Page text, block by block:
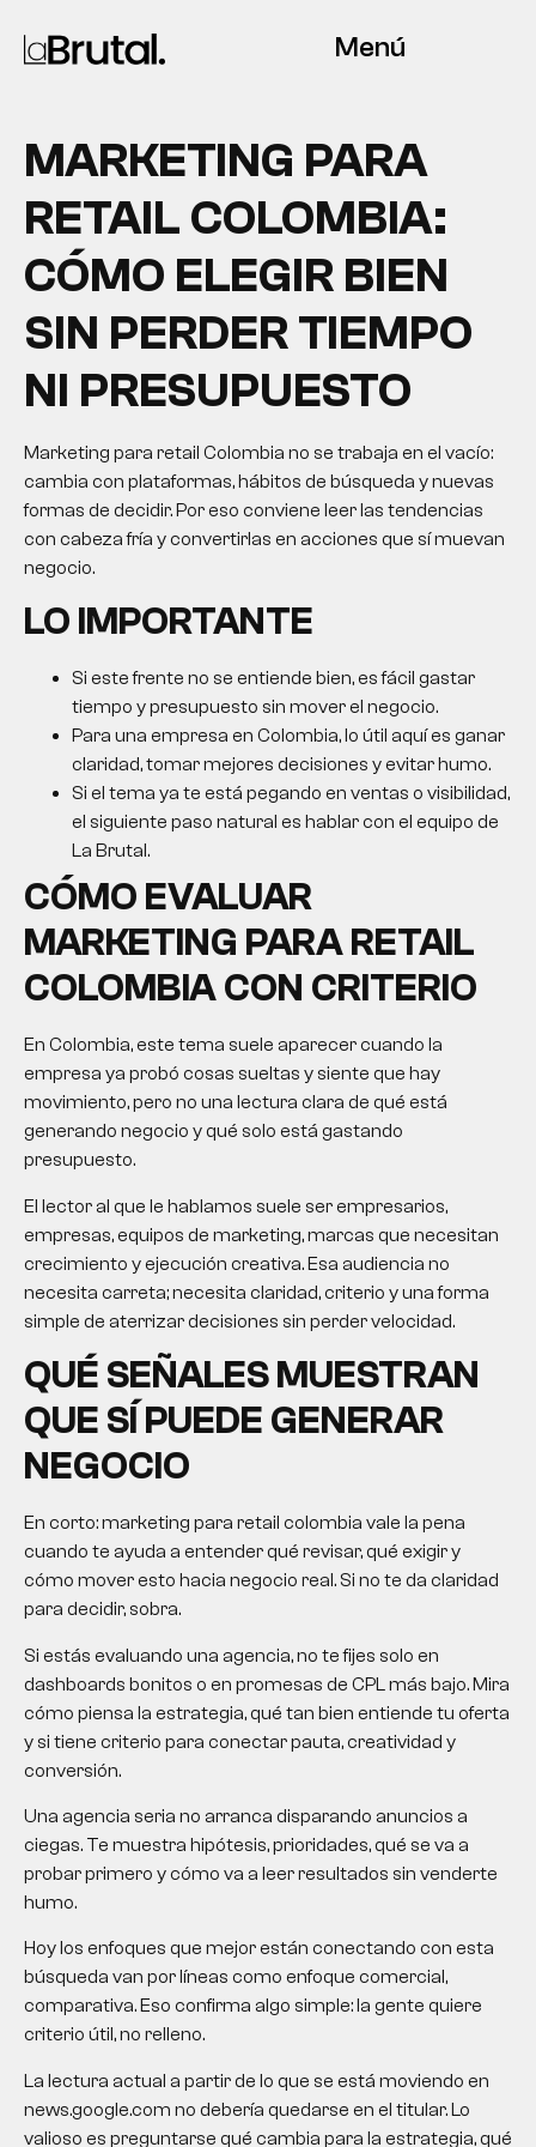
Menú
MARKETING PARA
RETAIL COLOMBIA:
CÓMO ELEGIR BIEN
SIN PERDER TIEMPO
NI PRESUPUESTO
Marketing para retail Colombia no se trabaja en el vacío:
cambia con plataformas, hábitos de búsqueda y nuevas
formas de decidir. Por eso conviene leer las tendencias
con cabeza fría y convertirlas en acciones que sí muevan
negocio.
LO IMPORTANTE
Si este frente no se entiende bien, es fácil gastar
tiempo y presupuesto sin mover el negocio.
Para una empresa en Colombia, lo útil aquí es ganar
claridad, tomar mejores decisiones y evitar humo.
Si el tema ya te está pegando en ventas o visibilidad,
el siguiente paso natural es hablar con el equipo de
La Brutal.
CÓMO EVALUAR
MARKETING PARA RETAIL
COLOMBIA CON CRITERIO
En Colombia, este tema suele aparecer cuando la
empresa ya probó cosas sueltas y siente que hay
movimiento, pero no una lectura clara de qué está
generando negocio y qué solo está gastando
presupuesto.
El lector al que le hablamos suele ser empresarios,
empresas, equipos de marketing, marcas que necesitan
crecimiento y ejecución creativa. Esa audiencia no
necesita carreta; necesita claridad, criterio y una forma
simple de aterrizar decisiones sin perder velocidad.
QUÉ SEÑALES MUESTRAN
QUE SÍ PUEDE GENERAR
NEGOCIO
En corto: marketing para retail colombia vale la pena
cuando te ayuda a entender qué revisar, qué exigir y
cómo mover esto hacia negocio real. Si no te da claridad
para decidir, sobra.
Si estás evaluando una agencia, no te fijes solo en
dashboards bonitos o en promesas de CPL más bajo. Mira
cómo piensa la estrategia, qué tan bien entiende tu oferta
y si tiene criterio para conectar pauta, creatividad y
conversión.
Una agencia seria no arranca disparando anuncios a
ciegas. Te muestra hipótesis, prioridades, qué se va a
probar primero y cómo va a leer resultados sin venderte
humo.
Hoy los enfoques que mejor están conectando con esta
búsqueda van por líneas como enfoque comercial,
comparativa. Eso confirma algo simple: la gente quiere
criterio útil, no relleno.
La lectura actual a partir de lo que se está moviendo en
news.google.com no debería quedarse en el titular. Lo
valioso es preguntarse qué cambia para la estrategia, qué